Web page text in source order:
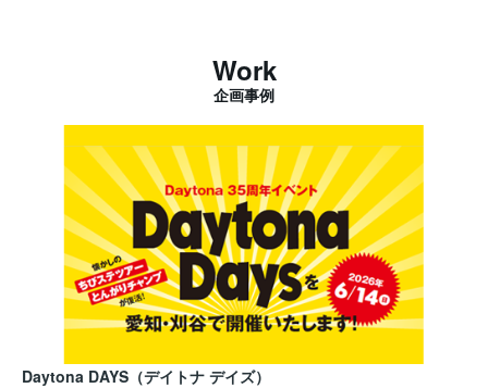
Work
企画事例
Daytona DAYS（デイトナ デイズ）